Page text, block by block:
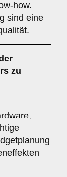
how.
sind eine
zu